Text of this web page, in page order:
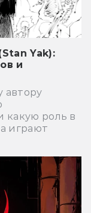
Yak):
и
автору
какую роль в
играют